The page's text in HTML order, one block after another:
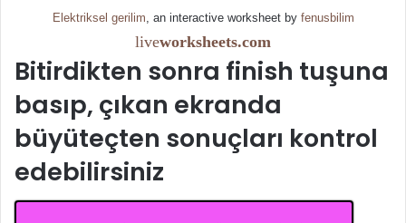
Elektriksel gerilim , an interactive worksheet by fenusbilim
liveworksheets.com
Bitirdikten sonra finish tuşuna
basıp, çıkan ekranda
büyüteçten sonuçları kontrol
edebilirsiniz